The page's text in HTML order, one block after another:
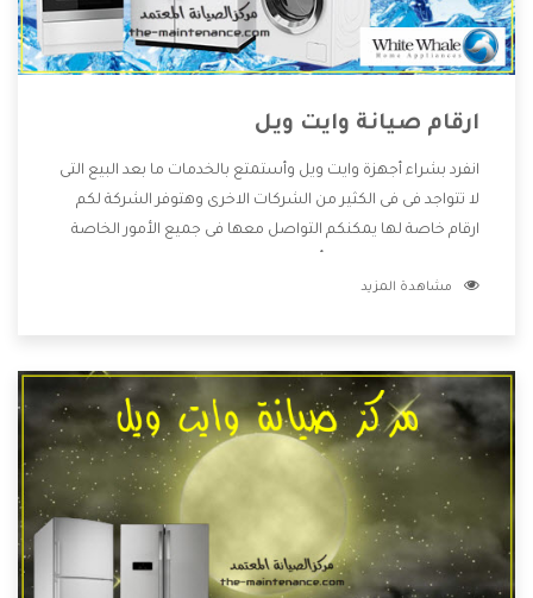
ارقام صيانة وايت ويل
انفرد بشراء أجهزة وايت ويل وأستمتع بالخدمات ما بعد البيع التى
لا تتواجد فى فى الكثير من الشركات الاخرى وهتوفر الشركة لكم
ارقام خاصة لها يمكنكم التواصل معها فى جميع الأمور الخاصة
من خلال العروض والخصومات التى تتقدم لكم .
مشاهدة المزيد